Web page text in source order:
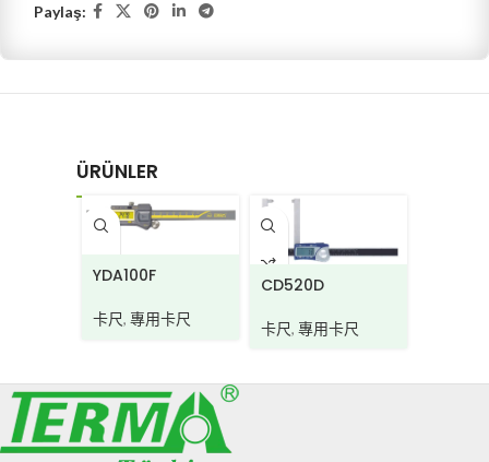
Paylaş:
ÜRÜNLER
YDA100F
卡尺, 專用卡尺
CD520D
卡尺, 專用卡尺